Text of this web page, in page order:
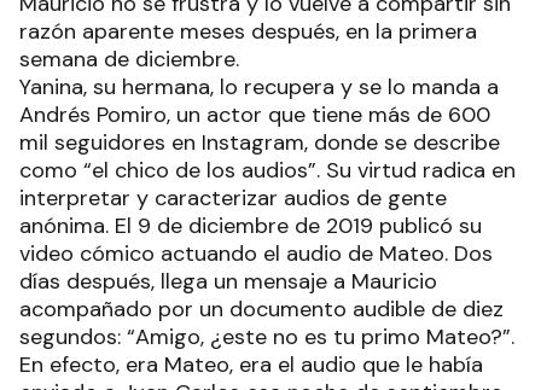
razón aparente meses después, en la primera
semana de diciembre.
Yanina, su hermana, lo recupera y se lo manda a
Andrés Pomiro, un actor que tiene más de 600
mil seguidores en Instagram, donde se describe
como “el chico de los audios”. Su virtud radica en
interpretar y caracterizar audios de gente
anónima. El 9 de diciembre de 2019 publicó su
video cómico actuando el audio de Mateo. Dos
días después, llega un mensaje a Mauricio
acompañado por un documento audible de diez
segundos: “Amigo, ¿este no es tu primo Mateo?”.
En efecto, era Mateo, era el audio que le había